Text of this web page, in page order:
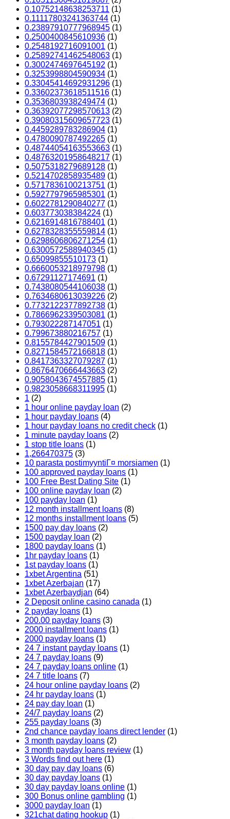
0.10752148638253711 (1)
0.11117803241363744 (1)
0.23897910777968945 (1)
0.2500400845610936 (1)
0.2548192716091001 (1)
0.25892741462548063 (1)
0.3002474697645192 (1)
0.3253998804590934 (1)
0.33045414692931296 (1)
0.33602373618511516 (1)
0.3536803938249474 (1)
0.36392077298570613 (2)
0.39080315609657723 (1)
0.4459289783286904 (1)
0.4780090787492265 (1)
0.48744054163553663 (1)
0.48763201958648217 (1)
0.5075318279689128 (1)
0.5214702858935489 (1)
0.5717836100213751 (1)
0.5927797965985301 (1)
0.6022781290840277 (1)
0.603773038384224 (1)
0.6216914816788401 (1)
0.6278328355559814 (1)
0.6298606806271254 (1)
0.6300572588940345 (1)
0.65099855510173 (1)
0.6660053218979798 (1)
0.67291127174691 (1)
0.7438080544106038 (1)
0.7634680613039226 (2)
0.7732122377892738 (1)
0.7866962339503081 (1)
0.793022287147051 (1)
0.799673880216757 (1)
0.8155784427901509 (1)
0.8271584572166818 (1)
0.8417363327079287 (1)
0.8676470666443663 (2)
0.9058043674557885 (1)
0.9823058668311995 (1)
1 (2)
1 hour online payday loan (2)
1 hour payday loans (4)
1 hour payday loans no credit check (1)
1 minute payday loans (2)
1 stop title loans (1)
1,266470375 (3)
10 parasta postimyyntiГ¤ morsiamen (1)
100 approved payday loans (1)
100 Free Best Dating Site (1)
100 online payday loan (2)
100 payday loan (1)
12 month installment loans (8)
12 months installment loans (5)
1500 pay day loans (2)
1500 payday loan (2)
1800 payday loans (1)
1hr payday loans (1)
1st payday loans (1)
1xbet Argentina (51)
1xbet Azerbajan (17)
1xbet Azerbaydjan (64)
2 Deposit online casino canada (1)
2 payday loans (1)
200.00 payday loans (3)
2000 installment loans (1)
2000 payday loans (1)
24 7 instant payday loans (1)
24 7 payday loans (9)
24 7 payday loans online (1)
24 7 title loans (7)
24 hour online payday loans (2)
24 hr payday loans (1)
24 pay day loan (1)
24/7 payday loans (2)
255 payday loans (3)
2nd chance payday loans direct lender (1)
3 month payday loans (2)
3 month payday loans review (1)
3 Words find out here (1)
30 day pay day loans (6)
30 day payday loans (1)
30 day payday loans online (1)
300 Bonus online gambling (1)
3000 payday loan (1)
321chat dating hookup (1)